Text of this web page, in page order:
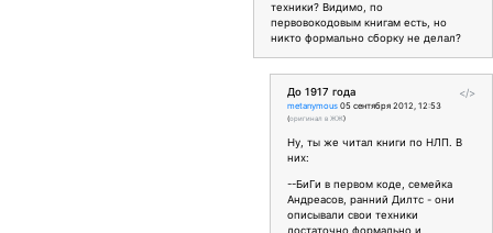
техники? Видимо, по
первовокодовым книгам есть, но
никто формально сборку не делал?
</>
До 1917 года
metanymous 05 сентября 2012, 12:53
(оригинал в ЖЖ)
Ну, ты же читал книги по НЛП. В
них:
--БиГи в первом коде, семейка
Андреасов, ранний Дилтс - они
описывали свои техники
достаточно формально и